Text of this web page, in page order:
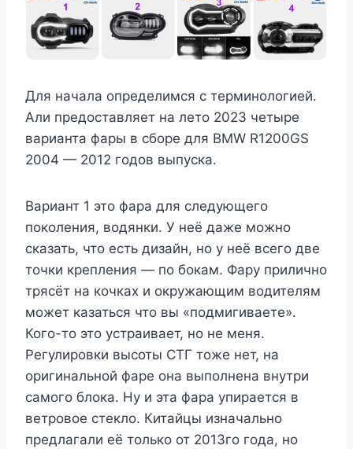
Для начала определимся с терминологией.
Али предоставляет на лето 2023 четыре
варианта фары в сборе для BMW R1200GS
2004 — 2012 годов выпуска.
Вариант 1 это фара для следующего
поколения, водянки. У неё даже можно
сказать, что есть дизайн, но у неё всего две
точки крепления — по бокам. Фару прилично
трясёт на кочках и окружающим водителям
может казаться что вы «подмигиваете».
Кого-то это устраивает, но не меня.
Регулировки высоты СТГ тоже нет, на
оригинальной фаре она выполнена внутри
самого блока. Ну и эта фара упирается в
ветровое стекло. Китайцы изначально
предлагали её только от 2013го года, но